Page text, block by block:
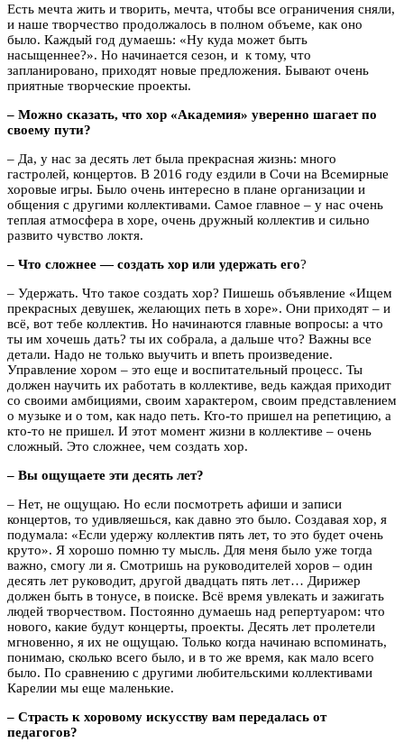
Есть мечта жить и творить, мечта, чтобы все ограничения сняли,
и наше творчество продолжалось в полном объеме, как оно
было. Каждый год думаешь: «Ну куда может быть
насыщеннее?». Но начинается сезон, и к тому, что
запланировано, приходят новые предложения. Бывают очень
приятные творческие проекты.
– Можно сказать, что хор «Академия» уверенно шагает по
своему пути?
– Да, у нас за десять лет была прекрасная жизнь: много
гастролей, концертов. В 2016 году ездили в Сочи на Всемирные
хоровые игры. Было очень интересно в плане организации и
общения с другими коллективами. Самое главное – у нас очень
теплая атмосфера в хоре, очень дружный коллектив и сильно
развито чувство локтя.
– Что сложнее — создать хор или удержать его?
– Удержать. Что такое создать хор? Пишешь объявление «Ищем
прекрасных девушек, желающих петь в хоре». Они приходят – и
всё, вот тебе коллектив. Но начинаются главные вопросы: а что
ты им хочешь дать? ты их собрала, а дальше что? Важны все
детали. Надо не только выучить и впеть произведение.
Управление хором – это еще и воспитательный процесс. Ты
должен научить их работать в коллективе, ведь каждая приходит
со своими амбициями, своим характером, своим представлением
о музыке и о том, как надо петь. Кто-то пришел на репетицию, а
кто-то не пришел. И этот момент жизни в коллективе – очень
сложный. Это сложнее, чем создать хор.
– Вы ощущаете эти десять лет?
– Нет, не ощущаю. Но если посмотреть афиши и записи
концертов, то удивляешься, как давно это было. Создавая хор, я
подумала: «Если удержу коллектив пять лет, то это будет очень
круто». Я хорошо помню ту мысль. Для меня было уже тогда
важно, смогу ли я. Смотришь на руководителей хоров – один
десять лет руководит, другой двадцать пять лет… Дирижер
должен быть в тонусе, в поиске. Всё время увлекать и зажигать
людей творчеством. Постоянно думаешь над репертуаром: что
нового, какие будут концерты, проекты. Десять лет пролетели
мгновенно, я их не ощущаю. Только когда начинаю вспоминать,
понимаю, сколько всего было, и в то же время, как мало всего
было. По сравнению с другими любительскими коллективами
Карелии мы еще маленькие.
– Страсть к хоровому искусству вам передалась от
педагогов?